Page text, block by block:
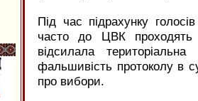
Під час підрахунку
часто до ЦВК проходять
відсилала
фальшивість протоколу в
про вибори.